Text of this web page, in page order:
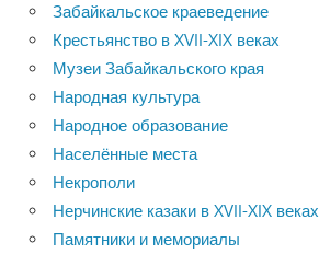
Забайкальское краеведение
Крестьянство в XVII-XIX веках
Музеи Забайкальского края
Народная культура
Народное образование
Населённые места
Некрополи
Нерчинские казаки в XVII-XIX веках
Памятники и мемориалы